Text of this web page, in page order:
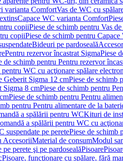
varianta ComfortVas de WC cu
Capace WC varianta Comfort
copiiPiese de schimb pentru Vas
copiiPiese de schimb pentru
Bideuri pe pardoseală
Pentru rezervor încastrat SigmaPiese
de schimb pentru Pentru rezervor
WC cu acţionare spălare
Geberit Sigma 12 cmPiese de schimb
Sigma 8 cmPiese de schimb pentru
Piese de schimb pentru Pentru
pentru Pentru alimentare de la
a spălării pentru WCKituri de
a spălării pentru WC cu
suspendate pe peretePiese de schimb
AccesoriiMaterial de consumModul
perete şi pe pardosealăPisoare
Pisoare, funcţionare cu spălare, fără